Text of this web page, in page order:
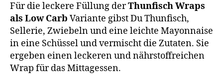
Für die leckere Füllung derThunfisch Wraps
als Low Carb Variante gibst Du Thunfisch,
Sellerie, Zwiebeln und eine leichte Mayonnaise
in eine Schüssel und vermischt die Zutaten. Sie
ergeben einen leckeren und nährstoffreichen
Wrap für das Mittagessen.